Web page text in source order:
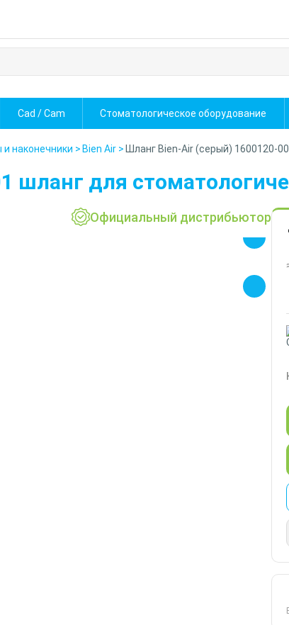
Cad / Cam Стоматологическое оборудование
наконечники > Bien Air > Шланг Bien-Air (серый) 1600120-
шланг для
Официальный дистрибьютор